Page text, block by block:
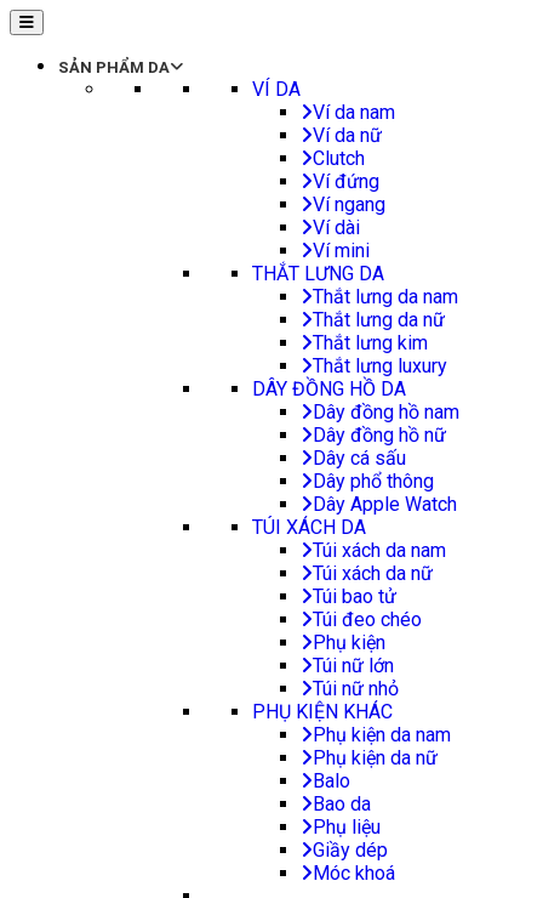
SẢN PHẨM DA
VÍ DA
Ví da nam
Ví da nữ
Clutch
Ví đứng
Ví ngang
Ví dài
Ví mini
THẮT LƯNG DA
Thắt lưng da nam
Thắt lưng da nữ
Thắt lưng kim
Thắt lưng luxury
DÂY ĐỒNG HỒ DA
Dây đồng hồ nam
Dây đồng hồ nữ
Dây cá sấu
Dây phổ thông
Dây Apple Watch
TÚI XÁCH DA
Túi xách da nam
Túi xách da nữ
Túi bao tử
Túi đeo chéo
Phụ kiện
Túi nữ lớn
Túi nữ nhỏ
PHỤ KIỆN KHÁC
Phụ kiện da nam
Phụ kiện da nữ
Balo
Bao da
Phụ liệu
Giầy dép
Móc khoá